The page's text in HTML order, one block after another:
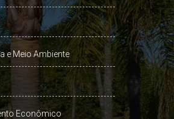
e Meio Ambiente
Econômico